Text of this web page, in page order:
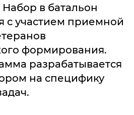
в батальон
с участием приемной
формирования.
разрабатывается
на специфику